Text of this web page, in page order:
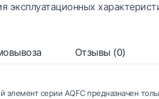
эксплуатационных
Отзывы (0)
серии AQFC предназначен